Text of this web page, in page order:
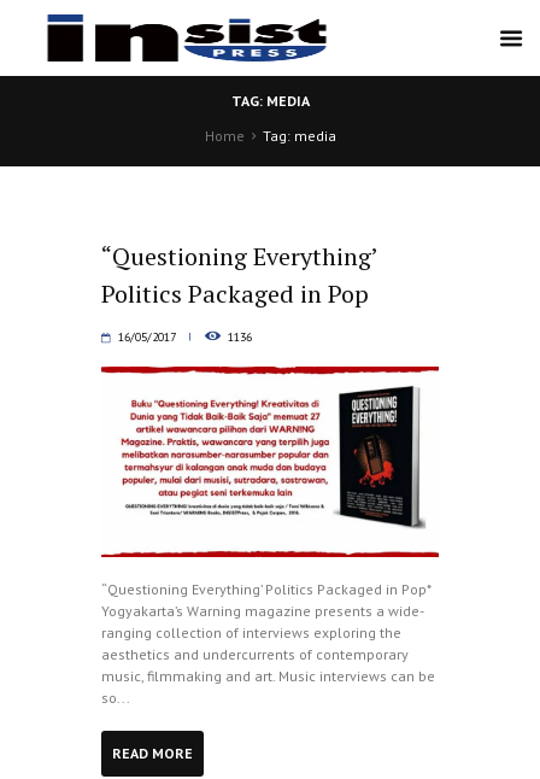
TAG: MEDIA
Home
Tag: media
“Questioning Everything’
Politics Packaged in Pop
16/05/2017 1136
“Questioning Everything’ Politics Packaged in Pop*
Yogyakarta’s Warning magazine presents a wide-
ranging collection of interviews exploring the
aesthetics and undercurrents of contemporary
music, filmmaking and art. Music interviews can be
so...
READ MORE